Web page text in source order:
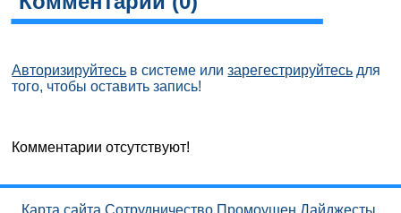
Авторизируйтесь в системе илизарегестрируйтесь для
того, чтобы оставить запись!
Комментарии отсутствуют!
Карта сайта Сотрудничество Промоушен Дайджесты